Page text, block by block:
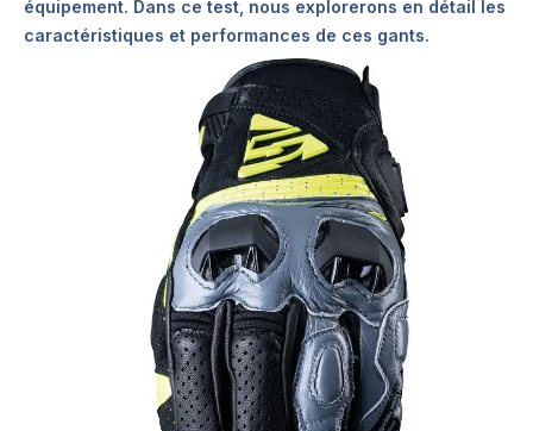
équipement. Dans ce test, nous explorerons en détail les
caractéristiques et performances de ces gants.